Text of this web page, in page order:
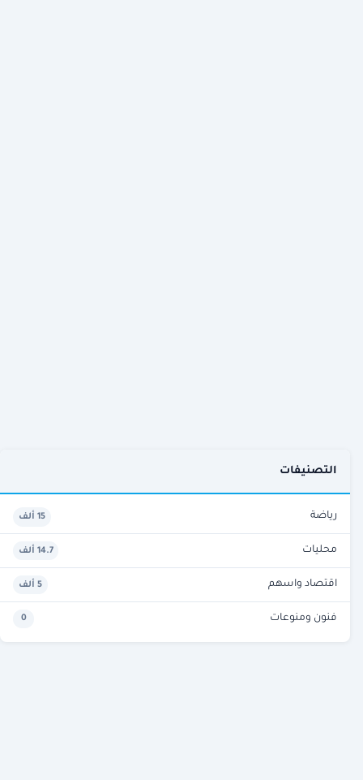
التصنيفات
رياضة 15 ألف
محليات 14.7 ألف
اقتصاد واسهم 5 ألف
فنون ومنوعات 0